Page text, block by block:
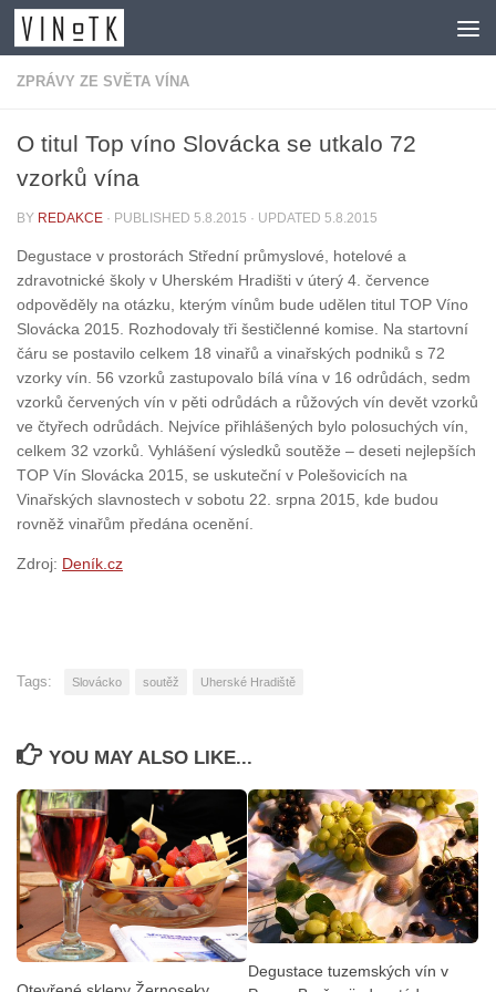
Skip to content
ZPRÁVY ZE SVĚTA VÍNA
O titul Top víno Slovácka se utkalo 72
vzorků vína
BY REDAKCE · PUBLISHED 5.8.2015 · UPDATED 5.8.2015
Degustace v prostorách Střední průmyslové, hotelové a
zdravotnické školy v Uherském Hradišti v úterý 4. července
odpověděly na otázku, kterým vínům bude udělen titul TOP Víno
Slovácka 2015. Rozhodovaly tři šestičlenné komise. Na startovní
čáru se postavilo celkem 18 vinařů a vinařských podniků s 72
vzorky vín. 56 vzorků zastupovalo bílá vína v 16 odrůdách, sedm
vzorků červených vín v pěti odrůdách a růžových vín devět vzorků
ve čtyřech odrůdách. Nejvíce přihlášených bylo polosuchých vín,
celkem 32 vzorků. Vyhlášení výsledků soutěže – deseti nejlepších
TOP Vín Slovácka 2015, se uskuteční v Polešovicích na
Vinařských slavnostech v sobotu 22. srpna 2015, kde budou
rovněž vinařům předána ocenění.
Zdroj: Deník.cz
Tags: Slovácko soutěž Uherské Hradiště
YOU MAY ALSO LIKE...
Degustace tuzemských vín v